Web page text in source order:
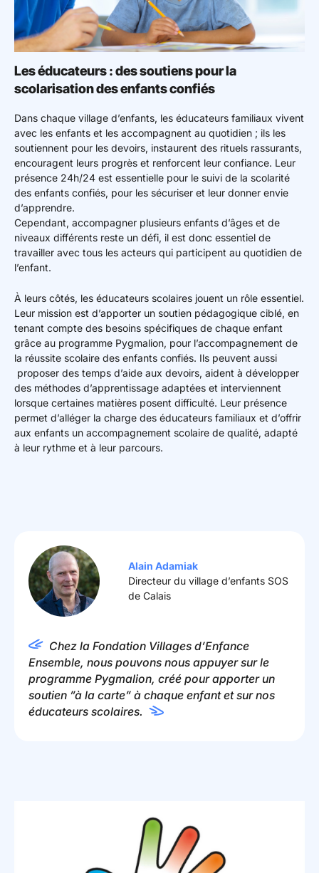
Les éducateurs : des soutiens pour la
scolarisation des enfants confiés
Dans chaque village d’enfants, les éducateurs familiaux vivent
avec les enfants et les accompagnent au quotidien ; ils les
soutiennent pour les devoirs, instaurent des rituels rassurants,
encouragent leurs progrès et renforcent leur confiance. Leur
présence 24h/24 est essentielle pour le suivi de la scolarité
des enfants confiés, pour les sécuriser et leur donner envie
d’apprendre.
Cependant, accompagner plusieurs enfants d’âges et de
niveaux différents reste un défi, il est donc essentiel de
travailler avec tous les acteurs qui participent au quotidien de
l’enfant.
À leurs côtés, les éducateurs scolaires jouent un rôle essentiel.
Leur mission est d’apporter un soutien pédagogique ciblé, en
tenant compte des besoins spécifiques de chaque enfant
grâce au programme Pygmalion, pour l’accompagnement de
la réussite scolaire des enfants confiés. Ils peuvent aussi
proposer des temps d’aide aux devoirs, aident à développer
des méthodes d’apprentissage adaptées et interviennent
lorsque certaines matières posent difficulté. Leur présence
permet d’alléger la charge des éducateurs familiaux et d’offrir
aux enfants un accompagnement scolaire de qualité, adapté
à leur rythme et à leur parcours.
Alain Adamiak
Directeur du village d’enfants SOS
de Calais
Chez la Fondation Villages d’Enfance
Ensemble, nous pouvons nous appuyer sur le
programme Pygmalion, créé pour apporter un
soutien ”à la carte” à chaque enfant et sur nos
éducateurs scolaires.